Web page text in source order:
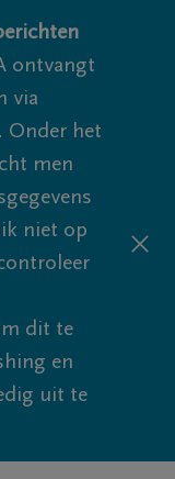
ontvangt
via
Onder het
men
niet op
dit te
en
uit te